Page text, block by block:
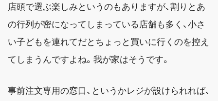
店頭で選ぶ楽しみというのもありますが、割りとあ
の行列が密になってしまっている店舗も多く、小さ
い子どもを連れてだとちょっと買いに行くのを控え
てしまうんですよね。我が家はそうです。
事前注文専用の窓口、というかレジが設けられれば、